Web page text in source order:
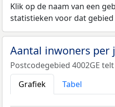
Klik op de naam van een
statistieken voor dat
Aantal inwoners per
Postcodegebied 4002GE
Grafiek
Tabel